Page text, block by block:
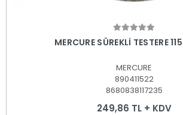
Sepete Ekle
MERCURE SÜREKLİ TESTERE
MERCURE
890411522
8680838117235
249,86 TL + KDV